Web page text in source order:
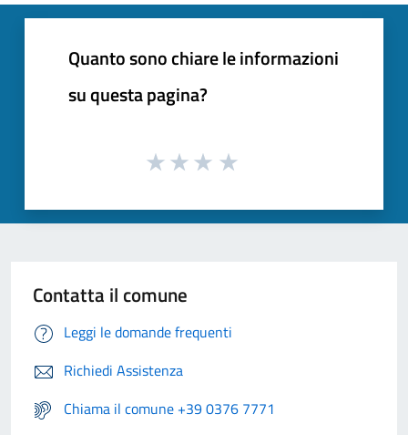
Quanto sono chiare le informazioni
su questa pagina?
Contatta il comune
Leggi le domande frequenti
Richiedi Assistenza
Chiama il comune +39 0376 7771